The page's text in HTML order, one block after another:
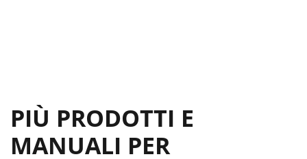
PIÙ PRODOTTI E
MANUALI PER